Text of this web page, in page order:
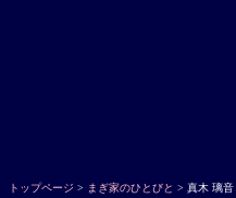
トップページ > まぎ家のひとびと > 真木 璃音